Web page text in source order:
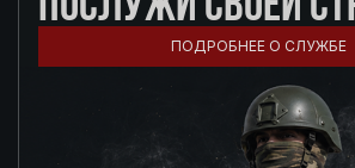
ПОДРОБНЕЕ О СЛУЖБЕ